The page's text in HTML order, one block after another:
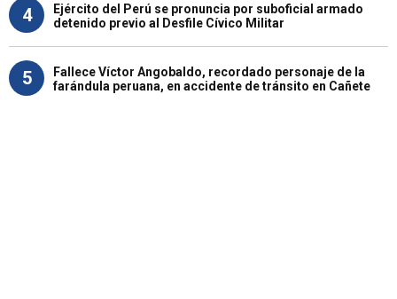
4
Ejército del Perú se pronuncia por suboficial armado
detenido previo al Desfile Cívico Militar
5
Fallece Víctor Angobaldo, recordado personaje de la
farándula peruana, en accidente de tránsito en Cañete